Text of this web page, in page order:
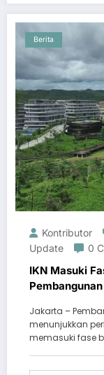
Berita
Kontributor
Update
0
IKN Masuki
Jakarta –
menunjukkan
memasuki fase